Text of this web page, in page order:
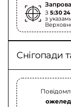
З 5:30
з
Снігопади